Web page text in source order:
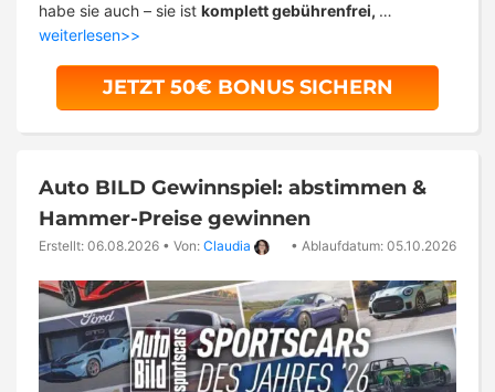
habe sie auch – sie ist komplett gebührenfrei, …
weiterlesen>>
JETZT 50€ BONUS SICHERN
Auto BILD Gewinnspiel: abstimmen &
Hammer-Preise gewinnen
Erstellt: 06.08.2026 • Von: Claudia • Ablaufdatum: 05.10.2026